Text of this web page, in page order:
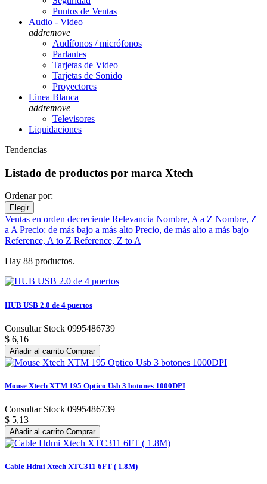
Puntos de Ventas
Audio - Video
addremove
Audífonos / micrófonos
Parlantes
Tarjetas de Video
Tarjetas de Sonido
Proyectores
Linea Blanca
addremove
Televisores
Liquidaciones
Tendencias
Listado de productos por marca Xtech
Ordenar por:
Elegir
Ventas en orden decreciente Relevancia Nombre, A a Z Nombre, Z
a APrecio: de más bajo a más alto Precio, de más alto a más bajo
Reference, A to Z Reference, Z to A
Hay 88 productos.
HUB USB 2.0 de 4 puertos
Consultar Stock 0995486739
$ 6,16
Añadir al carrito Comprar
Mouse Xtech XTM 195 Optico Usb 3 botones 1000DPI
Consultar Stock 0995486739
$ 5,13
Añadir al carrito Comprar
Cable Hdmi Xtech XTC311 6FT ( 1.8M)